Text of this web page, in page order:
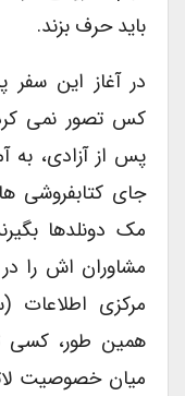
باید حرف بزند.
در آغاز این سفر
کس تصور نمی
پس از آزادی، به
جای کتابفروشی
مک دونلدها
مشاوران اش را
مرکزی اطلاعات
همین طور، کسی
میان خصوصیت